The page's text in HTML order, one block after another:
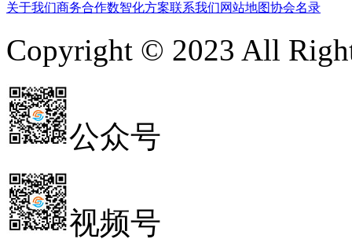
关于我们商务合作数智化方案联系我们网站地图协会名录
Copyright © 2023 All
公众号
视频号